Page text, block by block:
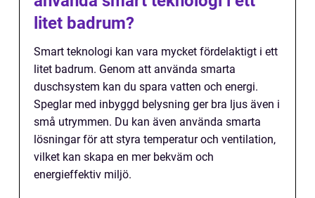
litet badrum?
Smart teknologi kan vara mycket fördelaktigt i ett
litet badrum. Genom att använda smarta
duschsystem kan du spara vatten och energi.
Speglar med inbyggd belysning ger bra ljus även i
små utrymmen. Du kan även använda smarta
lösningar för att styra temperatur och ventilation,
vilket kan skapa en mer bekväm och
energieffektiv miljö.